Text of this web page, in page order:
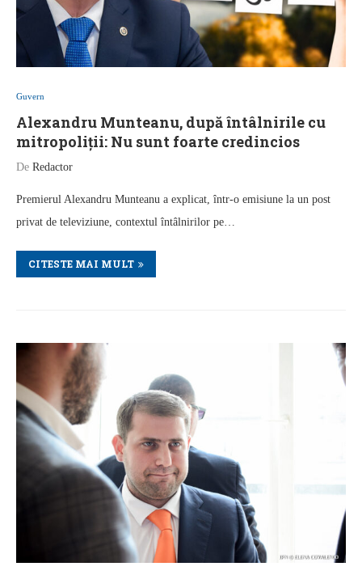
Guvern
Alexandru Munteanu, după întâlnirile cu
mitropoliții: Nu sunt foarte credincios
De Redactor
Premierul Alexandru Munteanu a explicat, într-o emisiune la un post
privat de televiziune, contextul întâlnirilor pe…
CITESTE MAI MULT